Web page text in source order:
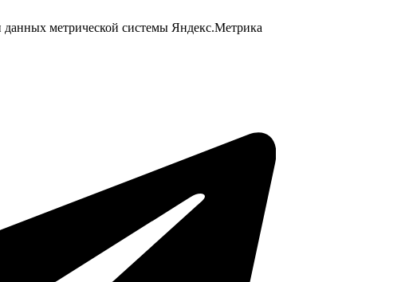
метрической системы Яндекс.Метрика